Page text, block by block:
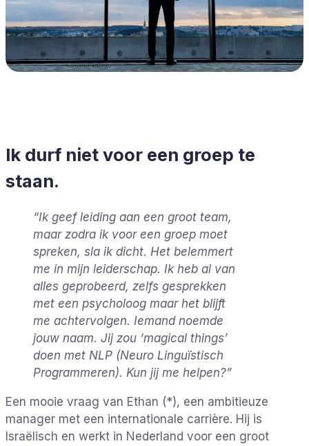
Ik durf niet voor een groep te
staan.
“Ik geef leiding aan een groot team,
maar zodra ik voor een groep moet
spreken, sla ik dicht. Het belemmert
me in mijn leiderschap. Ik heb al van
alles geprobeerd, zelfs gesprekken
met een psycholoog maar het blijft
me achtervolgen. Iemand noemde
jouw naam. Jij zou ‘magical things’
doen met NLP (Neuro Linguïstisch
Programmeren). Kun jij me helpen?”
Een mooie vraag van Ethan (*), een ambitieuze
manager met een internationale carrière. Hij is
Israëlisch en werkt in Nederland voor een groot